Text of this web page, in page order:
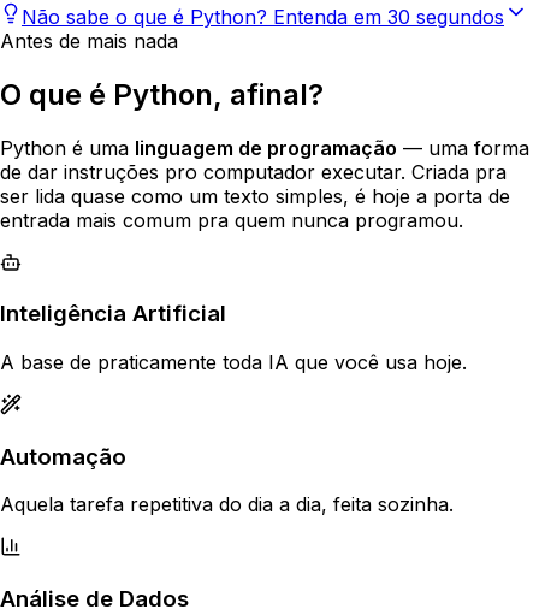
Não sabe o que é Python? Entenda em 30 segundos
Antes de mais nada
O que é Python, afinal?
Python é uma linguagem de programação — uma forma
de dar instruções pro computador executar. Criada pra
ser lida quase como um texto simples, é hoje a porta de
entrada mais comum pra quem nunca programou.
Inteligência Artificial
A base de praticamente toda IA que você usa hoje.
Automação
Aquela tarefa repetitiva do dia a dia, feita sozinha.
Análise de Dados